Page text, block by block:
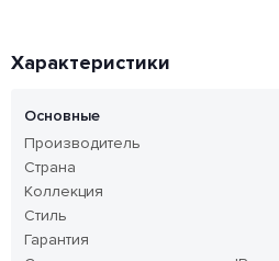
Характеристики
Основные
Производитель
Страна
Коллекция
Стиль
Гарантия